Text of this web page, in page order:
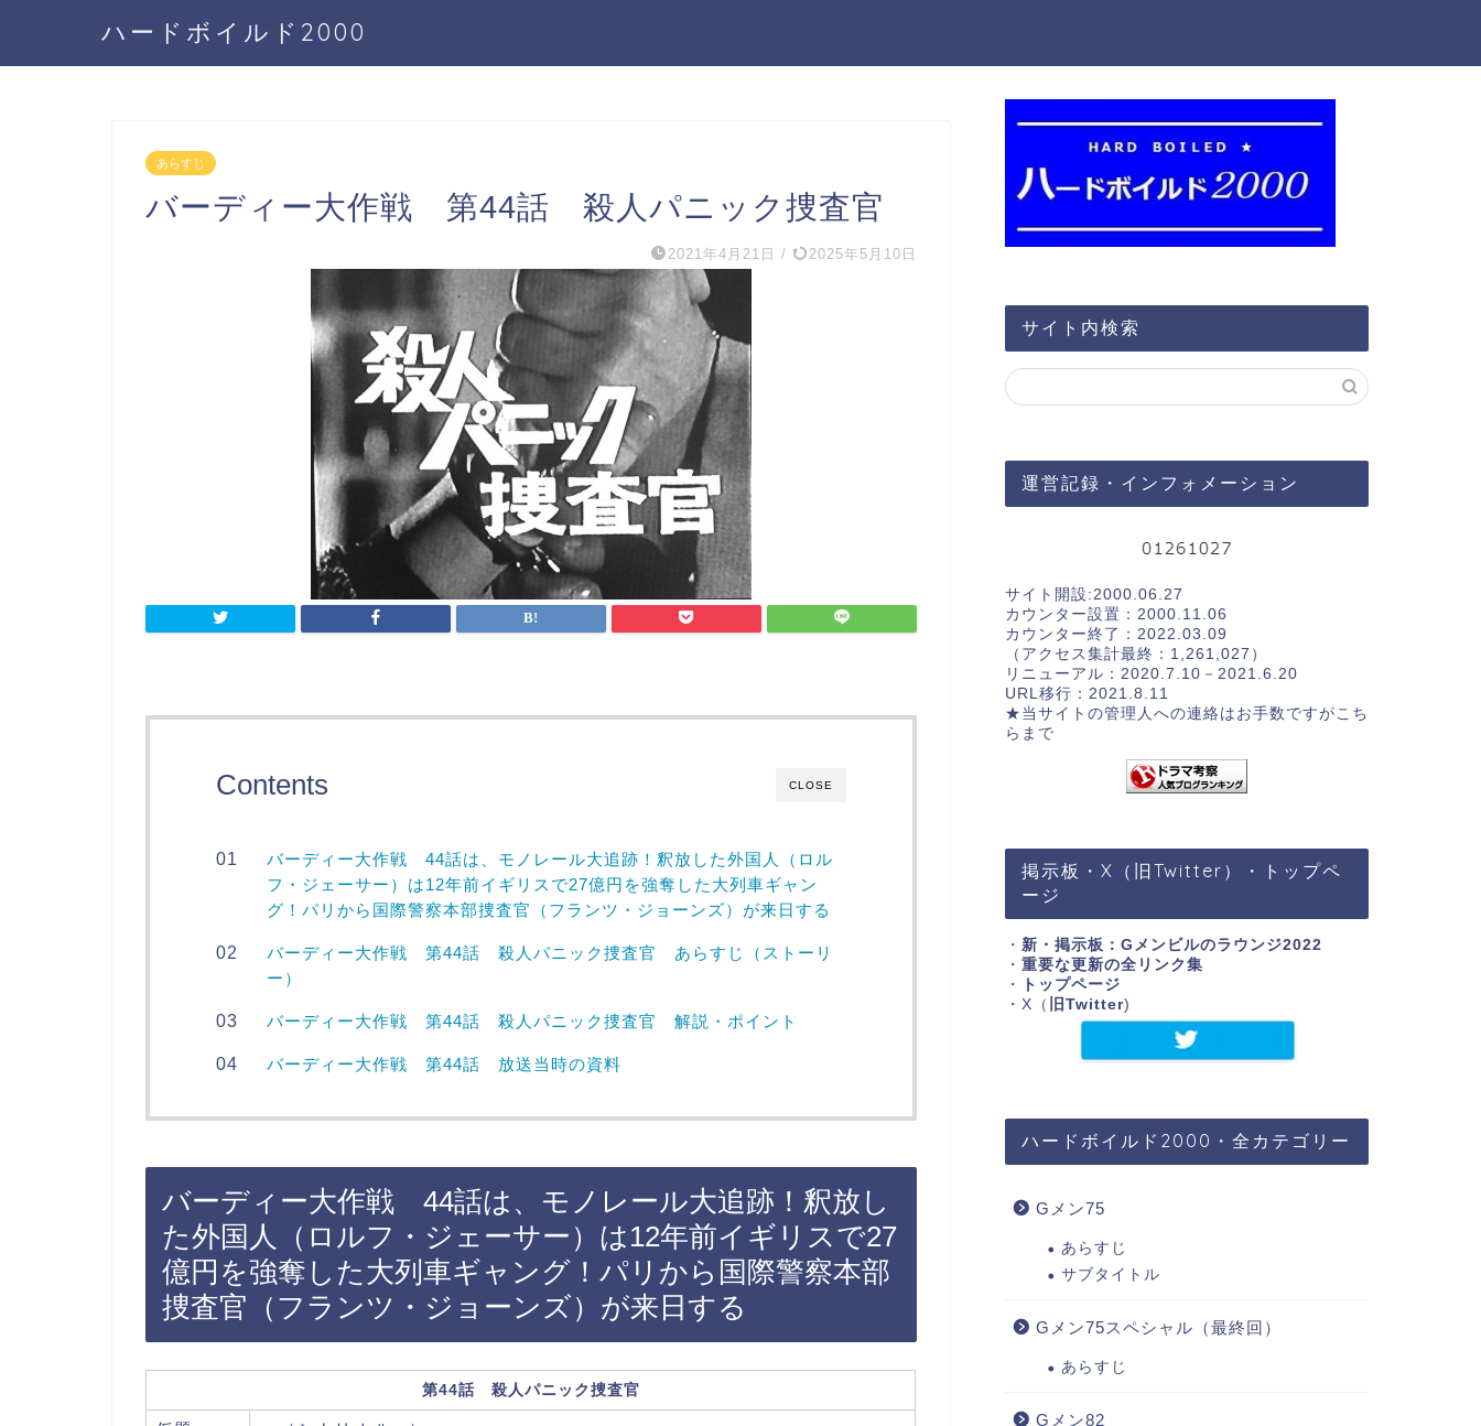
ハードボイルド2000
あらすじ
バーディー大作戦 第44話 殺人パニック捜査官
2021年4月21日 / 2025年5月10日
CLOSE
Contents
バーディー大作戦 44話は、モノレール大追跡！釈放した外国人（ロル
フ・ジェーサー）は12年前イギリスで27億円を強奪した大列車ギャン
グ！パリから国際警察本部捜査官（フランツ・ジョーンズ）が来日する
バーディー大作戦 第44話 殺人パニック捜査官 あらすじ（ストーリ
ー）
バーディー大作戦 第44話 殺人パニック捜査官 解説・ポイント
バーディー大作戦 第44話 放送当時の資料
バーディー大作戦 44話は、モノレール大追跡！釈放し
た外国人（ロルフ・ジェーサー）は12年前イギリスで27
億円を強奪した大列車ギャング！パリから国際警察本部
捜査官（フランツ・ジョーンズ）が来日する
第44話 殺人パニック捜査官
サイト内検索
運営記録・インフォメーション
サイト開設:2000.06.27
カウンター設置：2000.11.06
カウンター終了：2022.03.09
（アクセス集計最終：1,261,027）
リニューアル：2020.7.10－2021.6.20
URL移行：2021.8.11
★当サイトの管理人への連絡はお手数ですがこち
らまで
掲示板・X（旧Twitter）・トップペ
ージ
・ 新・掲示板：Gメンビルのラウンジ2022
・ 重要な更新の全リンク集
・
トップページ
・X（ 旧Twitter)
ハードボイルド2000・全カテゴリー
Gメン75
あらすじ
サブタイトル
Gメン75スペシャル（最終回）
あらすじ
Gメン82